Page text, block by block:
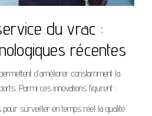
du vrac :
récentes
d’améliorer constamment la
Parmi ces innovations figurent :
pour surveiller en temps réel la qualité